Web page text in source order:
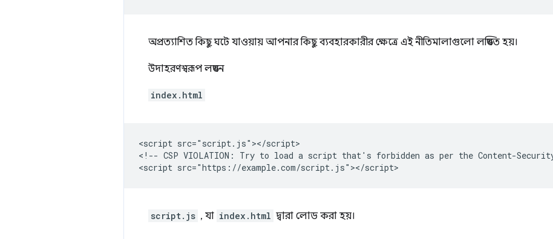
অপ্রত্যাশিত কিছু ঘটে যাওয়ায় আপনার কিছু ব্যবহারকারীর ক্ষেত্রে এই নীতিমালাগুলো লঙ্ঘিত হয়।
উদাহরণস্বরূপ লঙ্ঘন
index.html
<script src="script.js"></script>
<!-- CSP VIOLATION: Try to load a script that's forbidden as per the Content-
script.js , যা index.html দ্বারা লোড করা হয়।